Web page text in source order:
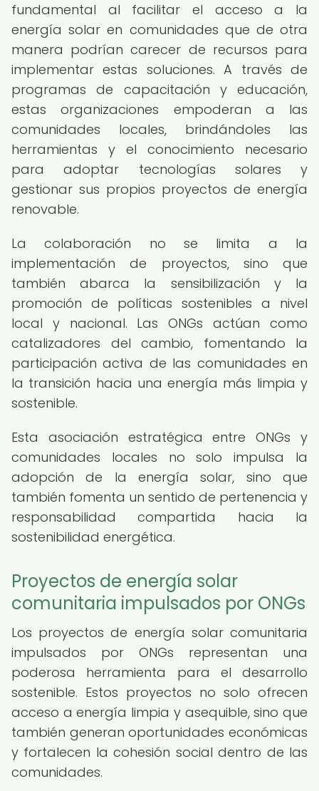
fundamental al facilitar el acceso a la
energía solar en comunidades que de otra
manera podrían carecer de recursos para
implementar estas soluciones. A través de
programas de capacitación y educación,
estas organizaciones empoderan a las
comunidades locales, brindándoles las
herramientas y el conocimiento necesario
para adoptar tecnologías solares y
gestionar sus propios proyectos de energía
renovable.
La colaboración no se limita a la
implementación de proyectos, sino que
también abarca la sensibilización y la
promoción de políticas sostenibles a nivel
local y nacional. Las ONGs actúan como
catalizadores del cambio, fomentando la
participación activa de las comunidades en
la transición hacia una energía más limpia y
sostenible.
Esta asociación estratégica entre ONGs y
comunidades locales no solo impulsa la
adopción de la energía solar, sino que
también fomenta un sentido de pertenencia y
responsabilidad compartida hacia la
sostenibilidad energética.
Proyectos de energía solar
comunitaria impulsados por ONGs
Los proyectos de energía solar comunitaria
impulsados por ONGs representan una
poderosa herramienta para el desarrollo
sostenible. Estos proyectos no solo ofrecen
acceso a energía limpia y asequible, sino que
también generan oportunidades económicas
y fortalecen la cohesión social dentro de las
comunidades.